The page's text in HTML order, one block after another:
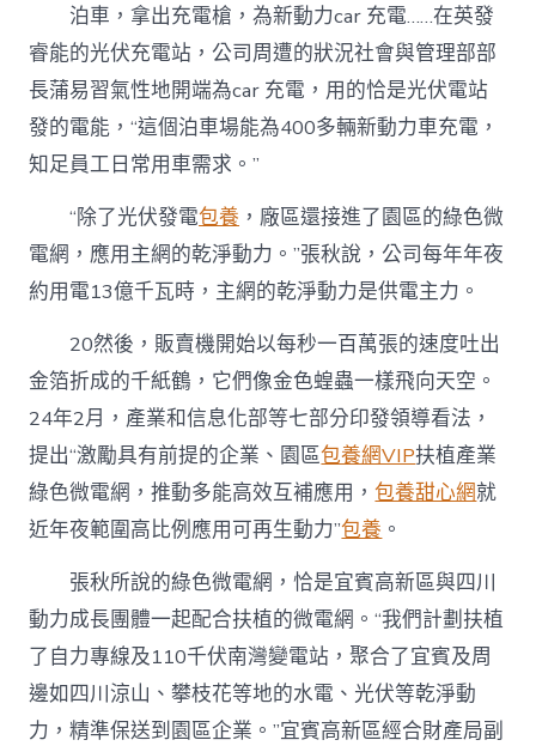
泊車，拿出充電槍，為新動力car 充電……在英發
睿能的光伏充電站，公司周遭的狀況社會與管理部部
長蒲易習氣性地開端為car 充電，用的恰是光伏電站
發的電能，“這個泊車場能為400多輛新動力車充電，
知足員工日常用車需求。”
“除了光伏發電包養 ，廠區還接進了園區的綠色微
電網，應用主網的乾淨動力。”張秋說，公司每年年夜
約用電13億千瓦時，主網的乾淨動力是供電主力。
20然後，販賣機開始以每秒一百萬張的速度吐出
金箔折成的千紙鶴，它們像金色蝗蟲一樣飛向天空。
24年2月，產業和信息化部等七部分印發領導看法，
提出“激勵具有前提的企業、園區包養網VIP扶植產業
綠色微電網，推動多能高效互補應用，包養甜心網就
近年夜範圍高比例應用可再生動力”包養 。
張秋所說的綠色微電網，恰是宜賓高新區與四川
動力成長團體一起配合扶植的微電網。“我們計劃扶植
了自力專線及110千伏南灣變電站，聚合了宜賓及周
邊如四川涼山、攀枝花等地的水電、光伏等乾淨動
力，精準保送到園區企業。”宜賓高新區經合財產局副